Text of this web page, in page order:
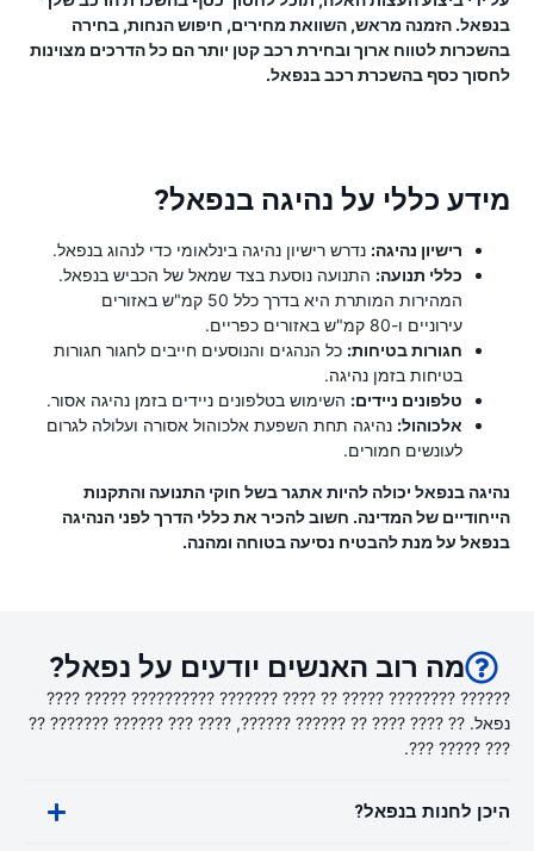
בנפאל. הזמנה מראש, השוואת מחירים, חיפוש הנחות, בחירה
בהשכרות לטווח ארוך ובחירת רכב קטן יותר הם כל הדרכים מצוינות
לחסוך כסף בהשכרת רכב בנפאל.
מידע כללי על נהיגה בנפאל?
רישיון נהיגה: נדרש רישיון נהיגה בינלאומי כדי לנהוג בנפאל.
כללי תנועה: התנועה נוסעת בצד שמאל של הכביש בנפאל.
המהירות המותרת היא בדרך כלל 50 קמ"ש באזורים
עירוניים ו-80 קמ"ש באזורים כפריים.
חגורות בטיחות: כל הנהגים והנוסעים חייבים לחגור חגורות
בטיחות בזמן נהיגה.
טלפונים ניידים: השימוש בטלפונים ניידים בזמן נהיגה אסור.
אלכוהול: נהיגה תחת השפעת אלכוהול אסורה ועלולה לגרום
לעונשים חמורים.
נהיגה בנפאל יכולה להיות אתגר בשל חוקי התנועה והתקנות
הייחודיים של המדינה. חשוב להכיר את כללי הדרך לפני הנהיגה
בנפאל על מנת להבטיח נסיעה בטוחה ומהנה.
מה רוב האנשים יודעים על נפאל?
?????? ???????? ????? ?? ???? ??????? ?????????? ????? ????
נפאל. ?? ???? ???? ?? ?????? ??????, ???? ??? ?????? ??????? ??
??? ????? ???.
היכן לחנות בנפאל?